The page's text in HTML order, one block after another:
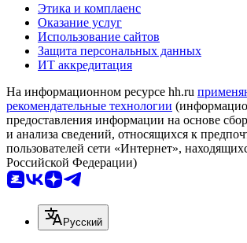
Этика и комплаенс
Оказание услуг
Использование сайтов
Защита персональных данных
ИТ аккредитация
На информационном ресурсе hh.ru
рекомендательные технологии
предоставления информации на основе
и анализа сведений, относящихся к
пользователей сети «Интернет»,
Российской Федерации)
Русский